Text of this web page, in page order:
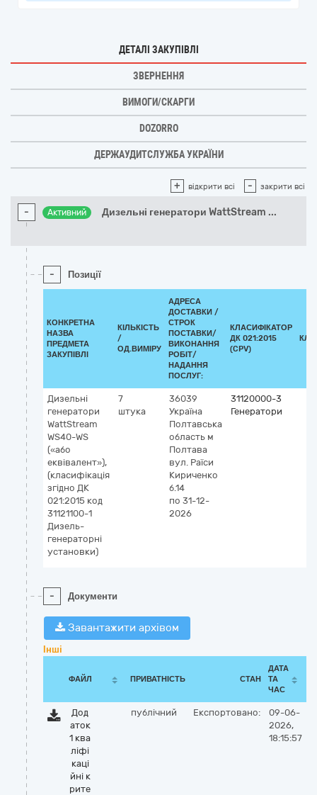
ДЕТАЛІ ЗАКУПІВЛІ
ЗВЕРНЕННЯ
ВИМОГИ/СКАРГИ
DOZORRO
ДЕРЖАУДИТСЛУЖБА УКРАЇНИ
+ відкрити всі - закрити всі
- Активний Дизельні генератори WattStream ...
- Позиції
КОНКРЕТНА
НАЗВА
ПРЕДМЕТА
ЗАКУПІВЛІ
КІЛЬКІСТЬ
/
ОД.ВИМІРУ
АДРЕСА
ДОСТАВКИ /
СТРОК
ПОСТАВКИ/
ВИКОНАННЯ
РОБІТ/
НАДАННЯ
ПОСЛУГ:
КЛАСИФІКАТОР
ДК 021:2015
(CPV)
Дизельні
генератори
WattStream
WS40-WS
(«або
еквівалент»),
(класифікація
згідно ДК
021:2015 код
31121100-1
Дизель-
генераторні
установки)
7
штука
36039
Україна
Полтавська
область м
Полтава
вул. Раїси
Кириченко
б.14
по 31-12-
2026
31120000-3
Генератори
- Документи
Завантажити архівом
Інші
ФАЙЛ ПРИВАТНІСТЬ СТАН
ДАТА
ТА
ЧАС
Дод
аток
1 ква
ліфі
каці
йні к
рите
публічний Експортовано:
09-06-
2026,
18:15:57